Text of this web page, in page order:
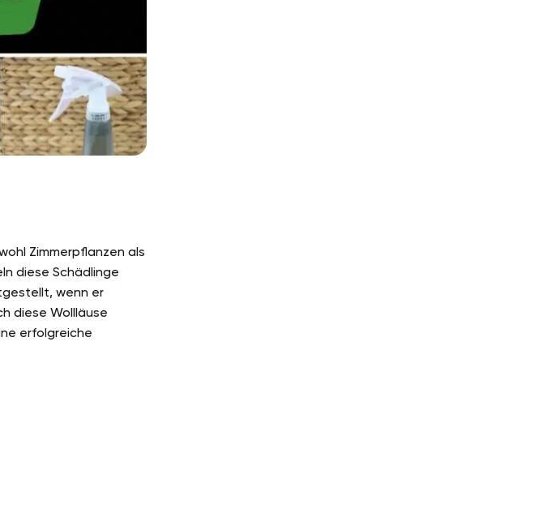
Zimmerpflanzen als
diese Schädlinge
wenn er
diese Wollläuse
erfolgreiche